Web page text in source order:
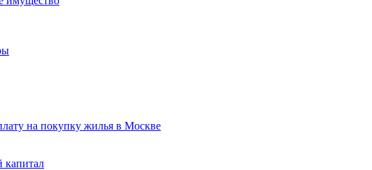
на покупку жилья в Москве
капитал